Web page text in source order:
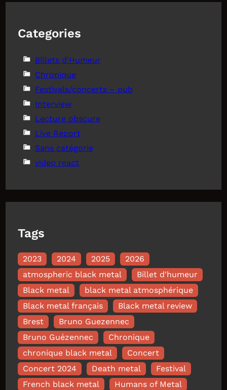
Categories
Billets d'Humeur
Chronique
Festivals/concerts – pub
Interview
Lecture obscure
Live Report
Sans catégorie
video react
Tags
2023 2024 2025
2026
atmospheric black metal
Billet d'humeur
Black metal
black metal atmosphérique
Black metal français
Black metal review
Brest
Bruno Guezennec
Bruno Guézennec
Chronique
chronique black metal
Concert
Concert 2024
Death metal
Festival
French black metal
Humans of Metal